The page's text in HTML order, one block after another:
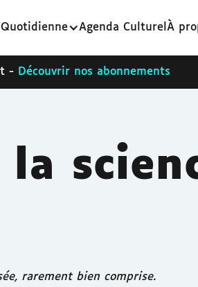
Agenda Culturel À
- Découvrir nos abonnements
rarement bien comprise.